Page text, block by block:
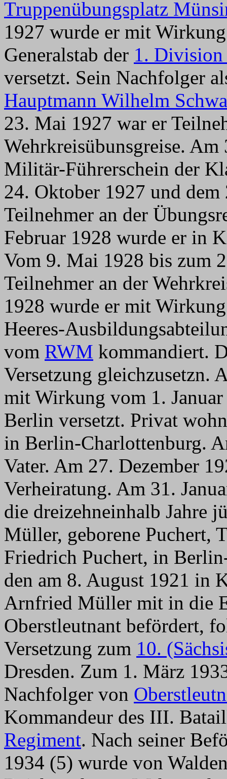
Truppenübungsplatz
1927 wurde er mit
Generalstab der 1. Division
versetzt. Sein Nachfolger
Hauptmann Wilhelm
23. Mai 1927 war er
Wehrkreisübunsgreise.
Militär-Führerschein der
24. Oktober 1927 und
Teilnehmer an der
Februar 1928 wurde er in
Vom 9. Mai 1928 bis zum
Teilnehmer an der
1928 wurde er mit
Heeres-
vom RWM kommandiert.
Versetzung gleichzusetzn.
mit Wirkung vom 1.
Berlin versetzt. Privat
in Berlin-Charlottenburg.
Vater. Am 27. Dezember
Verheiratung. Am 31.
die dreizehneinhalb Jahre
Müller, geborene Puchert,
Friedrich Puchert, in
den am 8. August 1921 in
Arnfried Müller mit in die
Oberstleutnant befördert,
Versetzung zum 10.
Dresden. Zum 1. März
Nachfolger von
Kommandeur des III.
Regiment. Nach seiner
1934 (5) wurde von